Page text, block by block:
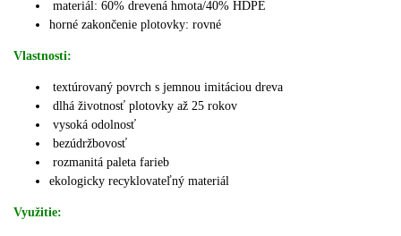
materiál:60% drevená hmota/40% HDPE
horné zakončenie plotovky: rovné
Vlastnosti:
textúrovaný povrch s jemnou imitáciou dreva
dlhá životnosť plotovky až 25 rokov
vysoká odolnosť
bezúdržbovosť
rozmanitá paleta farieb
ekologicky recyklovateľný materiál
Využitie: